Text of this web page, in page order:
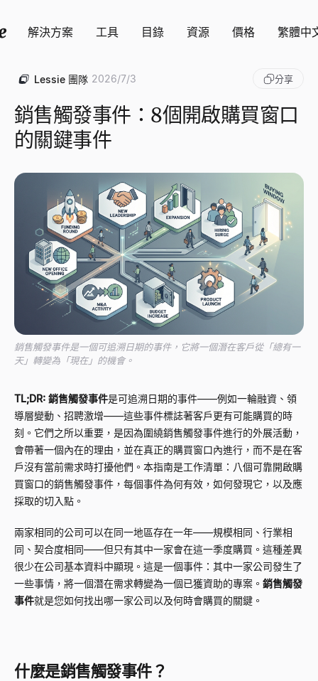
解決方案 工具 目錄 資源 價格 繁體中
Lessie 團隊 2026/7/3 分享
銷售觸發事件：8個開啟購買窗口
的關鍵事件
銷售觸發事件是一個可追溯日期的事件，它將一個潛在客戶從「總有一
天」轉變為「現在」的機會。
TL;DR: 銷售觸發事件是可追溯日期的事件——例如一輪融資、領
導層變動、招聘激增——這些事件標誌著客戶更有可能購買的時
刻。它們之所以重要，是因為圍繞銷售觸發事件進行的外展活動，
會帶著一個內在的理由，並在真正的購買窗口內進行，而不是在客
戶沒有當前需求時打擾他們。本指南是工作清單：八個可靠開啟購
買窗口的銷售觸發事件，每個事件為何有效，如何發現它，以及應
採取的切入點。
兩家相同的公司可以在同一地區存在一年——規模相同、行業相
同、契合度相同——但只有其中一家會在這一季度購買。這種差異
很少在公司基本資料中顯現。這是一個事件：其中一家公司發生了
一些事情，將一個潛在需求轉變為一個已獲資助的專案。 銷售觸發
事件就是您如何找出哪一家公司以及何時會購買的關鍵。
什麼是銷售觸發事件？